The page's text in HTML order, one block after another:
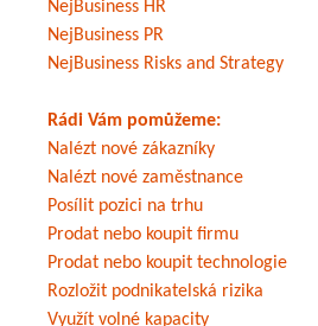
NejBusiness HR
NejBusiness PR
NejBusiness Risks and Strategy
Rádi Vám pomůžeme:
Nalézt nové zákazníky
Nalézt nové zaměstnance
Posílit pozici na trhu
Prodat nebo koupit firmu
Prodat nebo koupit technologie
Rozložit podnikatelská rizika
Využít volné kapacity